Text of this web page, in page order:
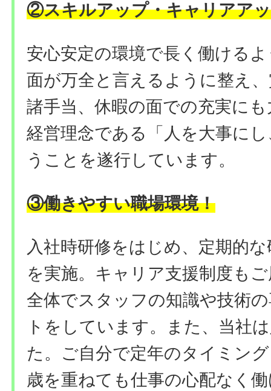
②スキルアップ・キャリアア
安心安定の環境で長く働ける
面が万全と言えるように整え
諸手当、休暇の面での充実に
経営理念である「人を大事に
うことを遂行しています。
③働きやすい職場環境！
入社時研修をはじめ、定期的
を実施。キャリア支援制度も
全体でスタッフの知識や技術
トをしています。また、当社
た。ご自分で定年のタイミン
歳を重ねても仕事の心配なく